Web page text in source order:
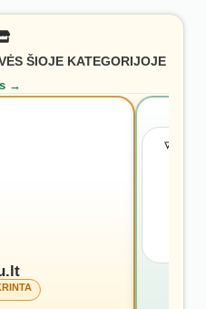
ŠIOJE KATEGORIJOJE
→